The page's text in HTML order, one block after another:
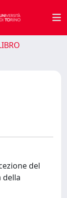
del
della